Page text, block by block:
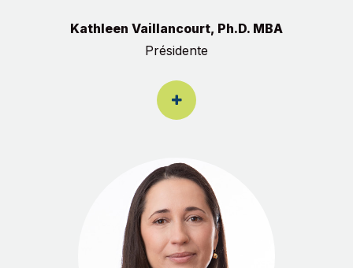
Kathleen Vaillancourt, Ph.D. MBA
Présidente